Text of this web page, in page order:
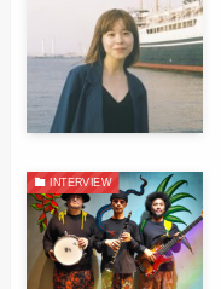
INTERVIEW